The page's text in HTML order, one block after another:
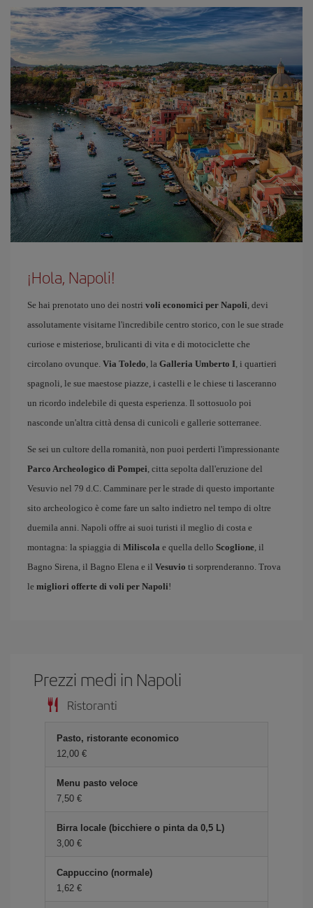
¡Hola, Napoli!
Se hai prenotato uno dei nostri voli economici per Napoli, devi
assolutamente visitarne l'incredibile centro storico, con le sue strade
curiose e misteriose, brulicanti di vita e di motociclette che
circolano ovunque. Via Toledo, la Galleria Umberto I, i quartieri
spagnoli, le sue maestose piazze, i castelli e le chiese ti lasceranno
un ricordo indelebile di questa esperienza. Il sottosuolo poi
nasconde un'altra città densa di cunicoli e gallerie sotterranee.
Se sei un cultore della romanità, non puoi perderti l'impressionante
Parco Archeologico di Pompei, citta sepolta dall'eruzione del
Vesuvio nel 79 d.C. Camminare per le strade di questo importante
sito archeologico è come fare un salto indietro nel tempo di oltre
duemila anni. Napoli offre ai suoi turisti il meglio di costa e
montagna: la spiaggia di Miliscola e quella dello Scoglione, il
Bagno Sirena, il Bagno Elena e il Vesuvio ti sorprenderanno. Trova
le migliori offerte di voli per Napoli!
Prezzi medi in Napoli
Ristoranti
Pasto, ristorante economico
12,00 €
Menu pasto veloce
7,50 €
Birra locale (bicchiere o pinta da 0,5 L)
3,00 €
Cappuccino (normale)
1,62 €